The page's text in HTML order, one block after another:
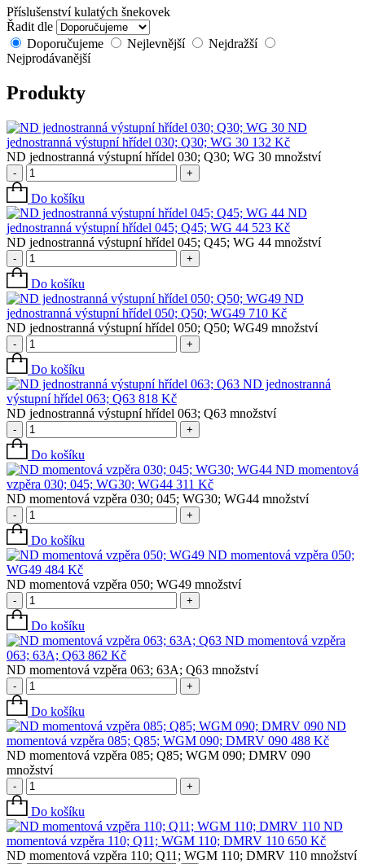
Příslušenství kulatých šnekovek
Řadit dle
Doporučujeme
Nejlevnější
Nejdražší
Nejprodávanější
Produkty
ND
jednostranná výstupní hřídel 030; Q30; WG 30 132 Kč
ND jednostranná výstupní hřídel 030; Q30; WG 30 množství
- +
Do košíku
ND
jednostranná výstupní hřídel 045; Q45; WG 44 523 Kč
ND jednostranná výstupní hřídel 045; Q45; WG 44 množství
- +
Do košíku
ND
jednostranná výstupní hřídel 050; Q50; WG49 710 Kč
ND jednostranná výstupní hřídel 050; Q50; WG49 množství
- +
Do košíku
ND jednostranná
výstupní hřídel 063; Q63 818 Kč
ND jednostranná výstupní hřídel 063; Q63 množství
- +
Do košíku
ND momentová
vzpěra 030; 045; WG30; WG44 311 Kč
ND momentová vzpěra 030; 045; WG30; WG44 množství
- +
Do košíku
ND momentová vzpěra 050;
WG49 484 Kč
ND momentová vzpěra 050; WG49 množství
- +
Do košíku
ND momentová vzpěra
063; 63A; Q63 862 Kč
ND momentová vzpěra 063; 63A; Q63 množství
- +
Do košíku
ND
momentová vzpěra 085; Q85; WGM 090; DMRV 090 488 Kč
ND momentová vzpěra 085; Q85; WGM 090; DMRV 090
množství
- +
Do košíku
ND
momentová vzpěra 110; Q11; WGM 110; DMRV 110 650 Kč
ND momentová vzpěra 110; Q11; WGM 110; DMRV 110 množství